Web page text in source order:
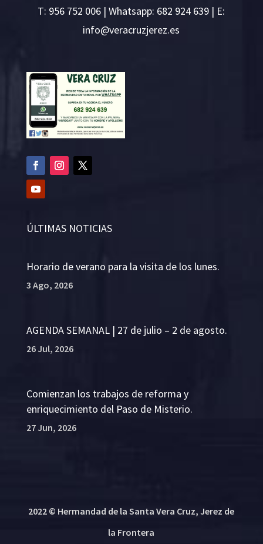
T: 956 752 006 | Whatsapp: 682 924 639 | E:
se.ze
rejzu
rcare
v@ofn
i
ÚLTIMAS NOTICIAS
Horario de verano para la visita de los lunes.
3 Ago, 2026
AGENDA SEMANAL | 27 de julio – 2 de agosto.
26 Jul, 2026
Comienzan los trabajos de reforma y
enriquecimiento del Paso de Misterio.
27 Jun, 2026
2022 © Hermandad de la Santa Vera Cruz, Jerez de
la Frontera